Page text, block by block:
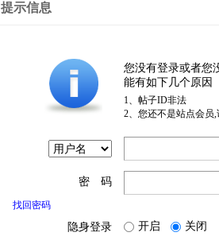
提示信息
您没有登录或者您
能有如下几个原因
1、帖子ID非法
2、您还不是站点会员
密 码
找回密码
隐身登录 开启 关闭